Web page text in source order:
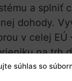
súhlas so
a splniť
dohody.
v celej EÚ
na trh